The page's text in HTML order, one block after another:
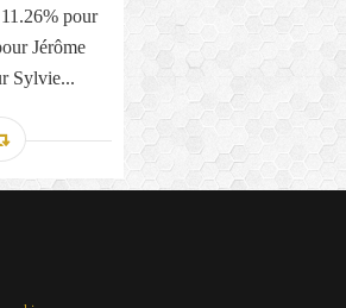
pour
Jérôme
Sylvie...